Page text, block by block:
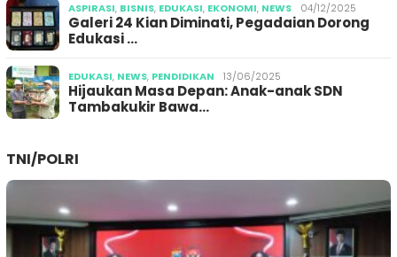
ASPIRASI, BISNIS, EDUKASI, EKONOMI, NEWS 04/12/2025
Galeri 24 Kian Diminati, Pegadaian Dorong
Edukasi …
EDUKASI, NEWS, PENDIDIKAN 13/06/2025
Hijaukan Masa Depan: Anak-anak SDN
Tambakukir Bawa…
TNI/POLRI